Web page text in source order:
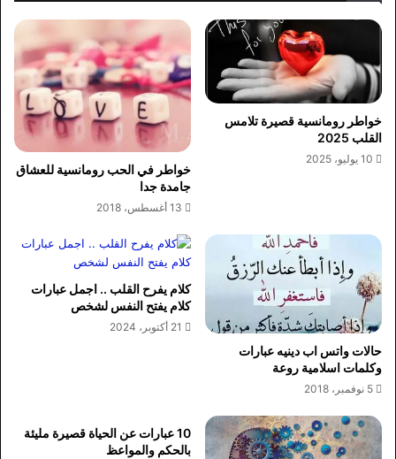
خواطر رومانسية قصيرة تلامس
القلب 2025
10 يوليو، 2025
خواطر في الحب رومانسية للعشاق
جامدة جدا
13 أغسطس، 2018
حالات واتس اب دينيه عبارات
وكلمات اسلامية روعة
5 نوفمبر، 2018
كلام يفرح القلب .. اجمل عبارات
كلام يفتح النفس لشخص
21 أكتوبر، 2024
10 عبارات عن الحياة قصيرة مليئة
بالحكم والمواعظ